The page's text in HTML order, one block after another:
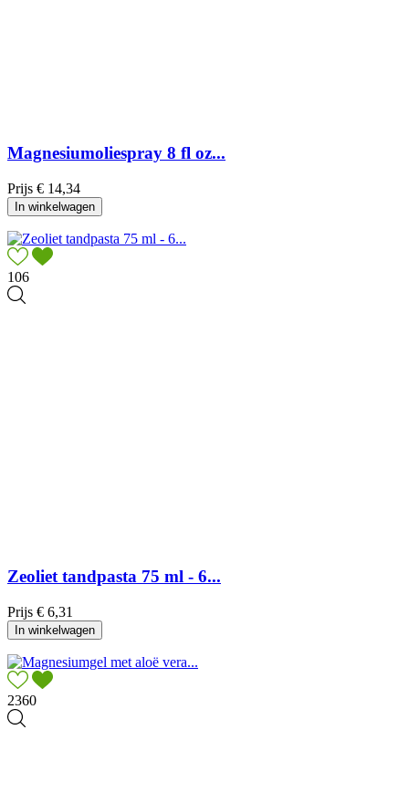
Magnesiumoliespray 8 fl oz...
Prijs € 14,34
In winkelwagen
106
Zeoliet tandpasta 75 ml - 6...
Prijs € 6,31
In winkelwagen
2360